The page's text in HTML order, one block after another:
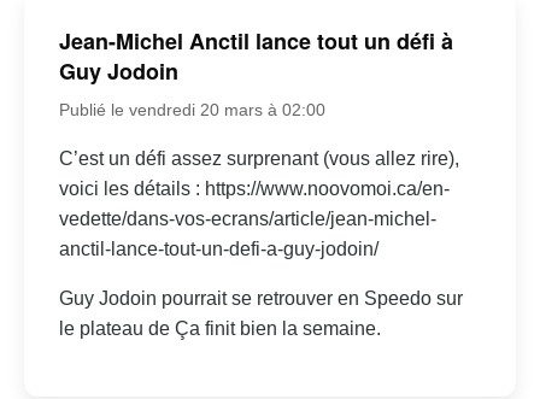
Jean-Michel Anctil lance tout un défi à
Guy Jodoin
Publié le vendredi 20 mars à 02:00
C’est un défi assez surprenant (vous allez rire),
voici les détails : https://www.noovomoi.ca/en-
vedette/dans-vos-ecrans/article/jean-michel-
anctil-lance-tout-un-defi-a-guy-jodoin/
Guy Jodoin pourrait se retrouver en Speedo sur
le plateau de Ça finit bien la semaine.